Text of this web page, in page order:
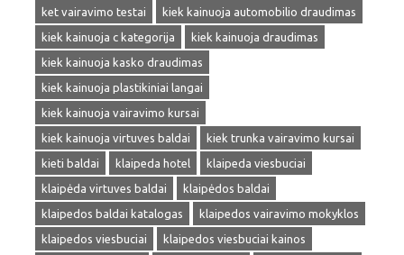
ket vairavimo testai
kiek kainuoja automobilio draudimas
kiek kainuoja c kategorija
kiek kainuoja draudimas
kiek kainuoja kasko draudimas
kiek kainuoja plastikiniai langai
kiek kainuoja vairavimo kursai
kiek kainuoja virtuves baldai
kiek trunka vairavimo kursai
kieti baldai
klaipeda hotel
klaipeda viesbuciai
klaipėda virtuves baldai
klaipėdos baldai
klaipedos baldai katalogas
klaipedos vairavimo mokyklos
klaipedos viesbuciai
klaipedos viesbuciai kainos